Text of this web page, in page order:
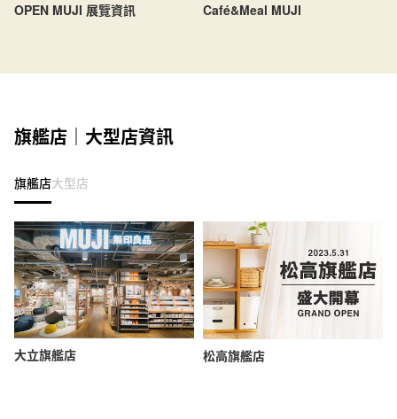
OPEN MUJI 展覽資訊 Café&Meal MUJI
旗艦店｜大型店資訊
旗艦店大型店
大立旗艦店 松高旗艦店